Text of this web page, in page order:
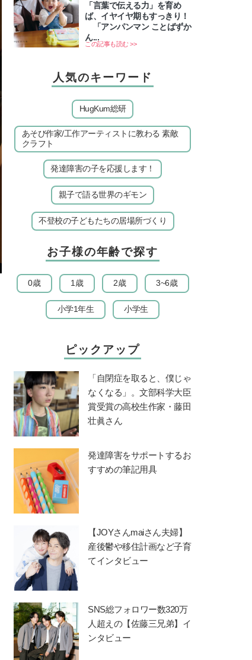
「言葉で伝える力」を育め
ば、イヤイヤ期もすっきり！
「アンパンマン ことばずか
ん...
この記事も読む >>
人気のキーワード
HugKum総研
あそび作家/工作アーティストに教わる 素敵
クラフト
発達障害の子を応援します！
親子で語る世界のギモン
不登校の子どもたちの居場所づくり
お子様の年齢で探す
0歳 1歳 2歳 3~6歳
小学1年生 小学生
ピックアップ
「自閉症を取ると、僕じゃ
なくなる」。文部科学大臣
賞受賞の高校生作家・藤田
壮眞さん
発達障害をサポートするお
すすめの筆記用具
【JOYさんmaiさん夫婦】
産後鬱や移住計画など子育
てインタビュー
SNS総フォロワー数320万
人超えの【佐藤三兄弟】イ
ンタビュー